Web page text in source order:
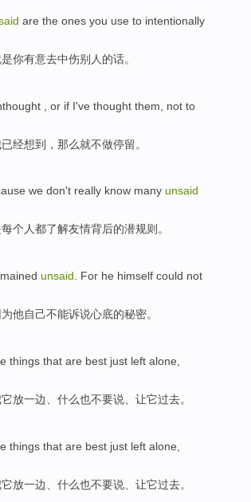
are the ones you use to intentionally
你有意去中伤别人的话。
, or if I've thought them not to
已经想到 ，那么就不做停留。
we don't really know many unsaid
每个人都了解友情背后的潜规则。
unsaid For he himself could not
他自己不能诉说心底的秘密。
things that are best just left alone,
它放一边 、什么也不要说、让它过去。
things that are best just left alone,
它放一边 、什么也不要说、让它过去。